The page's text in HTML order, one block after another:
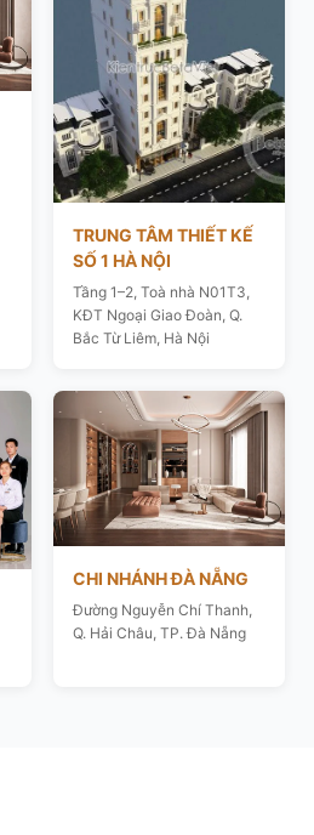
TRUNG TÂM THIẾT KẾ
SỐ 1 HÀ NỘI
Tầng 1–2, Toà nhà N01T3,
KĐT Ngoại Giao Đoàn, Q.
Bắc Từ Liêm, Hà Nội
CHI NHÁNH ĐÀ NẴNG
Đường Nguyễn Chí Thanh,
Q. Hải Châu, TP. Đà Nẵng